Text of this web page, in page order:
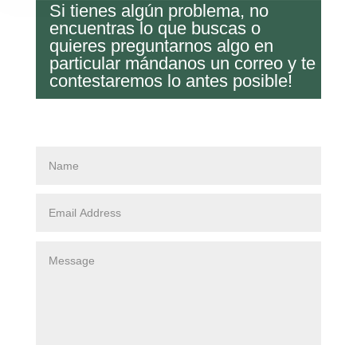
Si tienes algún problema, no
encuentras lo que buscas o
quieres preguntarnos algo en
particular mándanos un correo y te
contestaremos lo antes posible!